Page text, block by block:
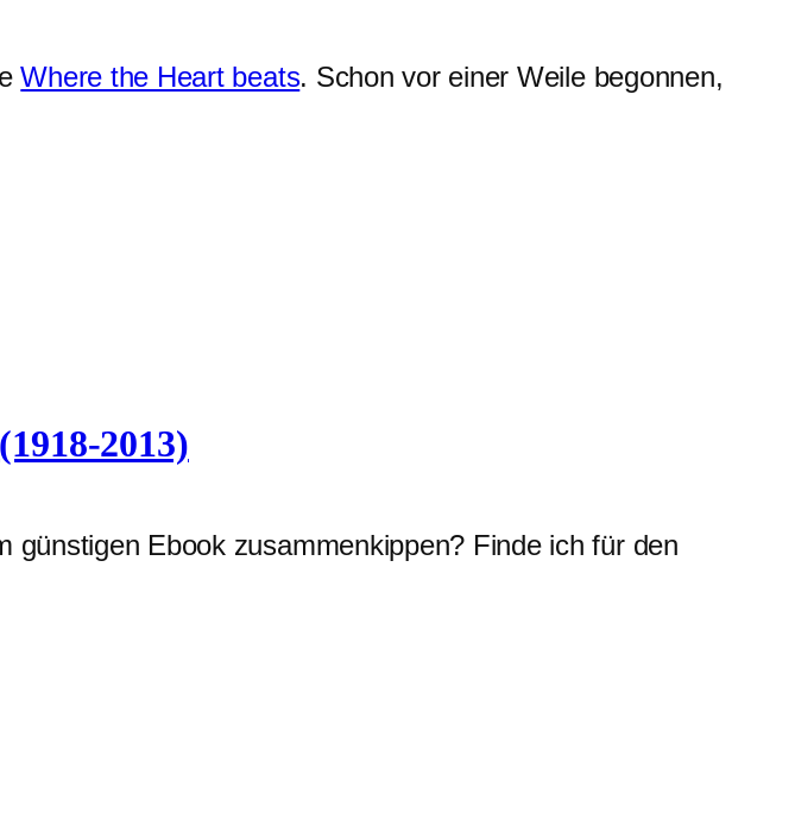
Where the Heart beats. Schon vor einer Weile begonnen,
2013)
Ebook zusammenkippen? Finde ich für den